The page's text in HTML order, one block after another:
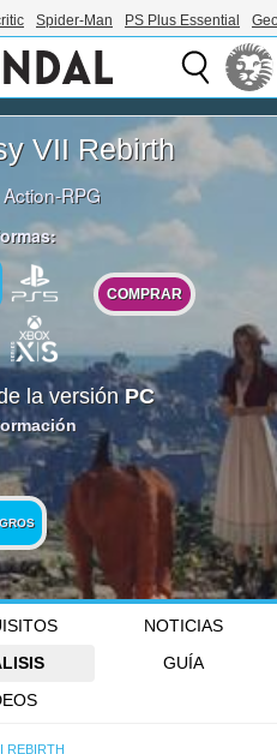
Spider-Man PS Plus Essential
VII Rebirth
Action-RPG
COMPRAR
la versiónPC
NOTICIAS
GUÍA
REBIRTH